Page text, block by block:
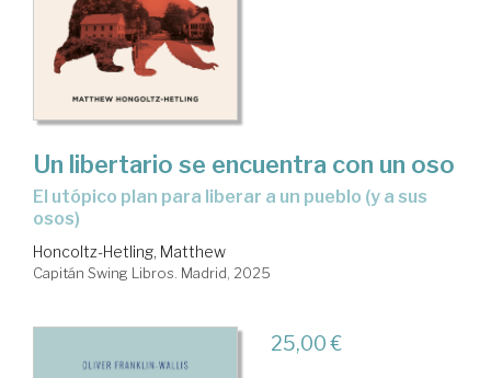
Un libertario se encuentra con un oso
el utópico plan para liberar a un pueblo (y a sus
osos)
Honcoltz-Hetling, Matthew
Capitán Swing Libros. Madrid, 2025
25,00 €